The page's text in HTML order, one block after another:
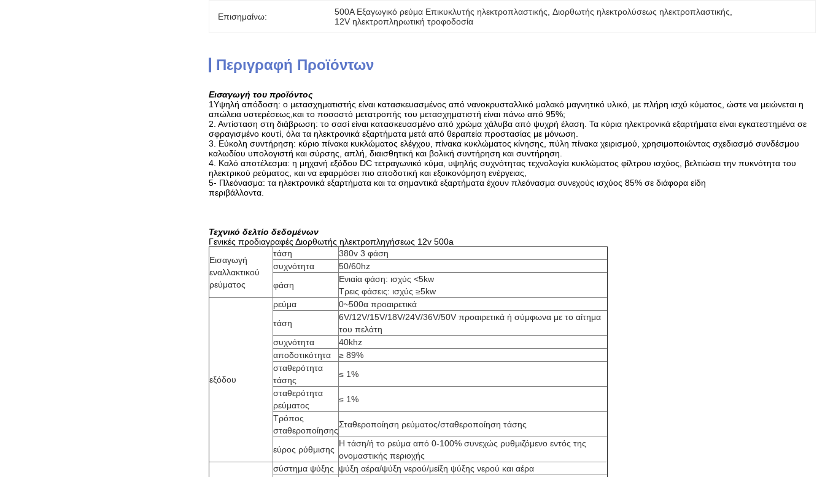
Επισημαίνω: 500A Εξαγωγικό ρεύμα Επικυκλυτής ηλεκτροπλαστικής Διορθωτής ηλεκτρολύσεως ηλεκτροπλαστικής
12V ηλεκτροπληρωτική τροφοδοσία
Περιγραφή Προϊόντων
Εισαγωγή του προϊόντος
1Υψηλή απόδοση: ο μετασχηματιστής είναι κατασκευασμένος από νανοκρυσταλλικό μαλακό μαγνητικό υλικό, με πλήρη ισχύ κύματος, ώστε να μειώνεται η
απώλεια υστερέσεως,και το ποσοστό μετατροπής του μετασχηματιστή είναι πάνω από 95%;
2. Αντίσταση στη διάβρωση: το σασί είναι κατασκευασμένο από χρώμα χάλυβα από ψυχρή έλαση. Τα κύρια ηλεκτρονικά εξαρτήματα είναι εγκατεστημένα σε
σφραγισμένο κουτί, όλα τα ηλεκτρονικά εξαρτήματα μετά από θεραπεία προστασίας με μόνωση.
3. Εύκολη συντήρηση: κύριο πίνακα κυκλώματος ελέγχου, πίνακα κυκλώματος κίνησης, πύλη πίνακα χειρισμού, χρησιμοποιώντας σχεδιασμό συνδέσμου
καλωδίου υπολογιστή και σύρσης, απλή, διαισθητική και βολική συντήρηση και συντήρηση.
4. Καλό αποτέλεσμα: η μηχανή εξόδου DC τετραγωνικό κύμα, υψηλής συχνότητας τεχνολογία κυκλώματος φίλτρου ισχύος, βελτιώσει την πυκνότητα του
ηλεκτρικού ρεύματος, και να εφαρμόσει πιο αποδοτική και εξοικονόμηση ενέργειας,
5- Πλεόνασμα: τα ηλεκτρονικά εξαρτήματα και τα σημαντικά εξαρτήματα έχουν πλεόνασμα συνεχούς ισχύος 85% σε διάφορα είδη
περιβάλλοντα.
Τεχνικό δελτίο δεδομένων
Γενικές προδιαγραφές Διορθωτής ηλεκτροπληγήσεως 12v 500a
Εισαγωγή
εναλλακτικού
ρεύματος
τάση
380v 3 φάση
συχνότητα
50/60hz
φάση
Ενιαία φάση: ισχύς <5kw
Τρεις φάσεις: ισχύς ≥5kw
εξόδου
ρεύμα
0~500α προαιρετικά
τάση
6V/12V/15V/18V/24V/36V/50V προαιρετικά ή σύμφωνα με το αίτημα
του πελάτη
συχνότητα
40khz
αποδοτικότητα
≥ 89%
σταθερότητα
τάσης
≤ 1%
σταθερότητα
ρεύματος
≤ 1%
Τρόπος
σταθεροποίησης
Σταθεροποίηση ρεύματος/σταθεροποίηση τάσης
εύρος ρύθμισης
Η τάση/ή το ρεύμα από 0-100% συνεχώς ρυθμιζόμενο εντός της
ονομαστικής περιοχής
σύστημα ψύξης
ψύξη αέρα/ψύξη νερού/μείξη ψύξης νερού και αέρα